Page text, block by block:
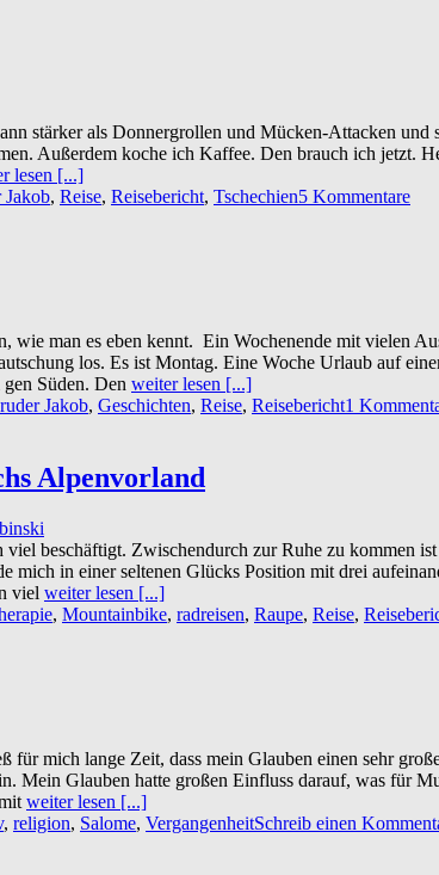
stärker als Donnergrollen und Mücken-Attacken und
Außerdem koche ich Kaffee. Den brauch ich jetzt.
lesen [...]
Jakob, Reise, Reisebericht, Tschechien5 Kommentare
man es eben kennt. Ein Wochenende mit vielen
los. Es ist Montag. Eine Woche Urlaub auf
Süden. Den weiter lesen [...]
Jakob, Geschichten, Reise, Reisebericht1
Alpenvorland
beschäftigt. Zwischendurch zur Ruhe zu kommen
mich in einer seltenen Glücks Position mit drei
viel weiter lesen [...]
, Mountainbike, radreisen, Raupe, Reise,
mich lange Zeit, dass mein Glauben einen sehr
Mein Glauben hatte großen Einfluss darauf, was für
weiter lesen [...]
, religion, Salome, VergangenheitSchreib einen